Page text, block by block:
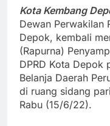
Kota Kembang
Dewan Perwakilan
Depok, kembali
(Rapurna)
DPRD Kota Depok
Belanja Daerah
di ruang sidang
Rabu (15/6/22).